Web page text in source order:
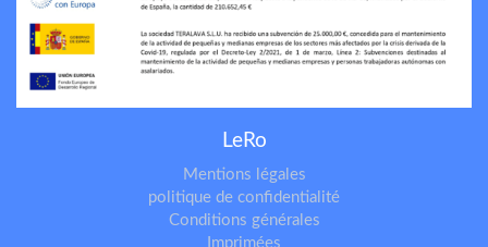
LeRo
Mentions légales
politique de confidentialité
Conditions générales
Imprimées